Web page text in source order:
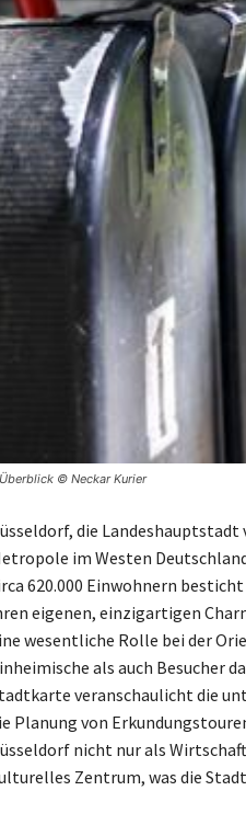
© Neckar Kurier
die
im Westen
620.000 Einwohnern
eigenen, einzigartigen
wesentliche Rolle bei der
als auch Besucher
veranschaulicht die
Planung von
nicht nur als
Zentrum, was die